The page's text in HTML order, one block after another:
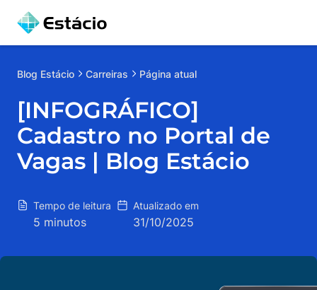
Blog Estácio Carreiras Página atual
[INFOGRÁFICO]
Cadastro no Portal de
Vagas | Blog Estácio
Tempo de leitura
5 minutos
Atualizado em
31/10/2025